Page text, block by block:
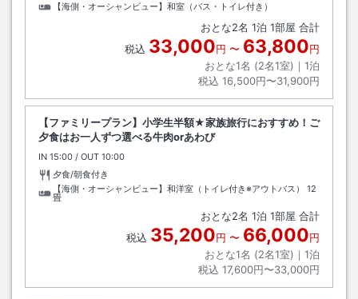
【海側・オーシャンビュー】和室（バス・トイレ付き）
おとな2名 1泊 1部屋 合計
税込 33,000円 〜 63,800円
おとな1名 (2名1室)｜ 1泊
税込 16,500円〜31,900円
【ファミリープラン】小学生半額★家族旅行におすすめ！ご
夕食はお一人ずつ選べる牛肉orあわび
IN チェックイン
15:00 / OUT チェックアウト
10:00
夕食/朝食付き
【海側・オーシャンビュー】和洋室（トイレ付き※アウトバス）
12
畳
おとな2名 1泊 1部屋 合計
税込 35,200円 〜 66,000円
おとな1名 (2名1室)｜ 1泊
税込 17,600円〜33,000円